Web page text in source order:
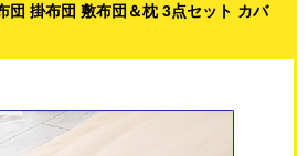
団 掛布団 敷布団＆枕 3点セット カバ